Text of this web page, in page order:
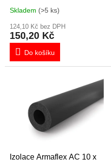
Skladem (>5 ks)
124,10 Kč bez DPH
150,20 Kč
Do košíku
Izolace Armaflex AC 10 x